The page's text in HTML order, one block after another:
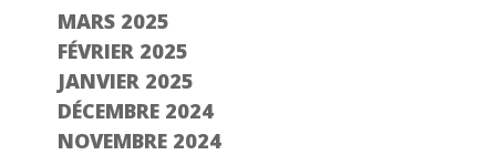
MARS 2025
FÉVRIER 2025
JANVIER 2025
DÉCEMBRE 2024
NOVEMBRE 2024